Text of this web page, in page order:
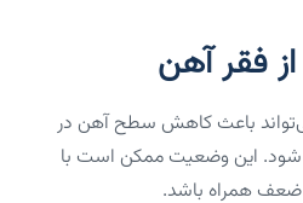
فقر آهن
باعث کاهش سطح آهن در
شود. این وضعیت ممکن است با
ضعف همراه باشد.